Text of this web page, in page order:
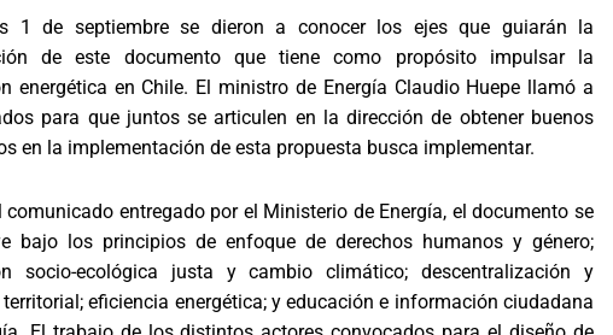
1 de septiembre se dieron a conocer los ejes que guiarán la
de este documento que tiene como propósito impulsar la
energética en Chile. El ministro de Energía Claudio Huepe llamó a
para que juntos se articulen en la dirección de obtener buenos
en la implementación de esta propuesta busca implementar.
comunicado entregado por el Ministerio de Energía, el documento se
bajo los principios de enfoque de derechos humanos y género;
socio-ecológica justa y cambio climático; descentralización y
eficiencia energética; y educación e información ciudadana